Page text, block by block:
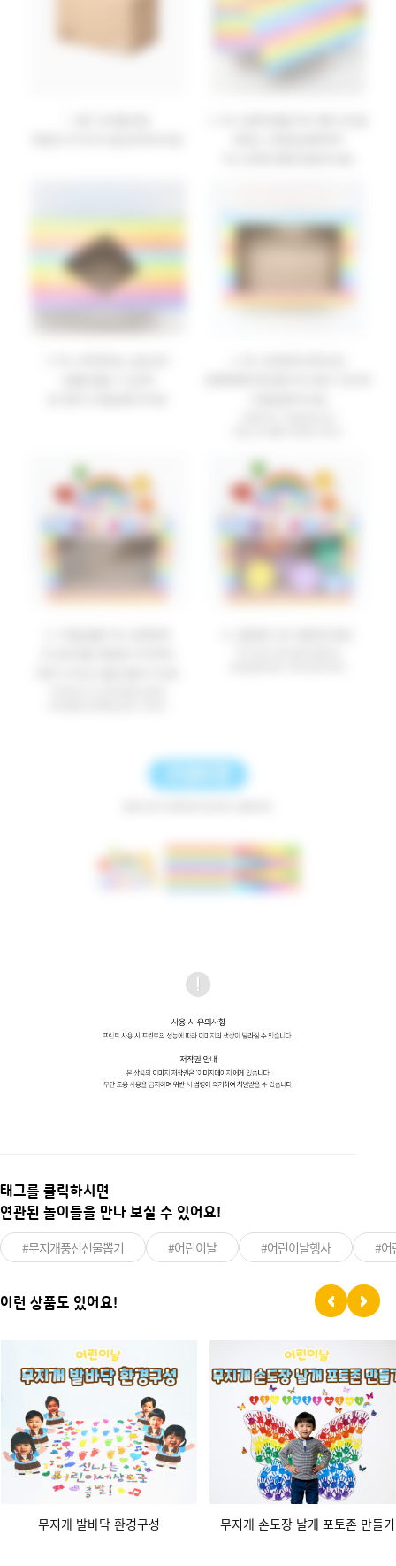
태그를 클릭하시면
연관된 놀이들을 만나 보실 수 있어요!
#무지개풍선선물뽑기 #어린이날 #어린이날행사 #어
이런 상품도 있어요!
무지개 발바닥 환경구성 무지개 손도장 날개 포토존 만들기